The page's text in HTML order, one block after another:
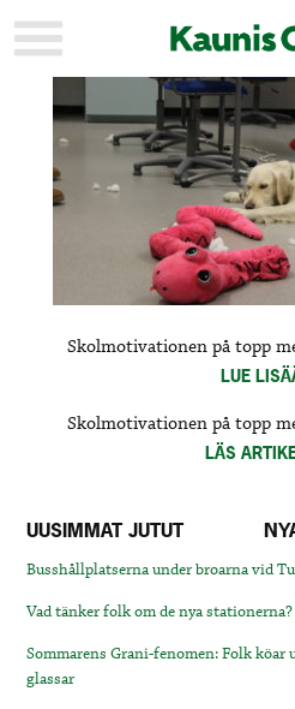
KAUPUNKI
STADEN
AJANKOHTAISTA
AKTUELLT
URHEILU
IDROTT
KULTUR
HISTORIA
ALLMÄN
MAINOSTAJILLE
Skolmotivationen på topp
LUE
Skolmotivationen på topp
LÄS
UUSIMMAT JUTUT
Busshållplatserna under broarna vid
Vad tänker folk om de nya stationerna?
Sommarens Grani-fenomen: Folk
glassar